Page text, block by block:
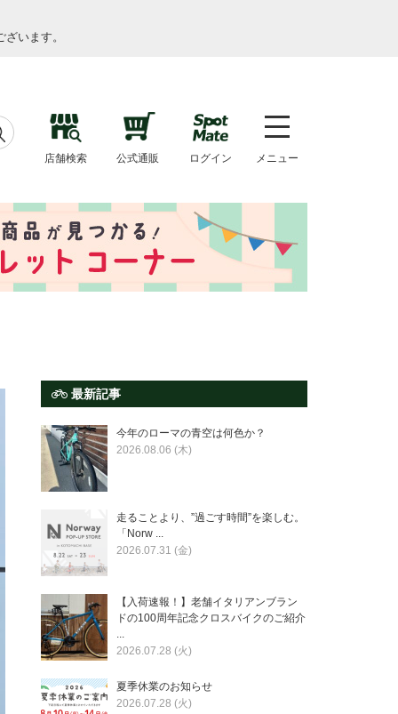
います。
店舗検索 公式通販 ログイン メニュー
最新記事
今年のローマの青空は何色か？
2026.08.06 (木)
走ることより、”過ごす時間”を楽しむ。
「Norw ...
2026.07.31 (金)
【入荷速報！】老舗イタリアンブラン
ドの100周年記念クロスバイクのご紹介
...
2026.07.28 (火)
夏季休業のお知らせ
2026.07.28 (火)